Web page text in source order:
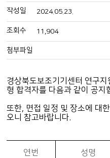
작성일 2024.05.23.
조회수 11,904
첨부파일
경상북도보조기기센터 연구
형 합격자를 다음과 같이 공지
또한, 면접 일정 및 장소에 대
오니 참고바랍니다.
연번 성명